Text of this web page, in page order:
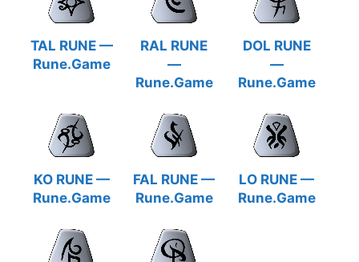
TAL RUNE —
Rune.Game
RAL RUNE
—
Rune.Game
DOL RUNE
—
Rune.Game
KO RUNE —
Rune.Game
FAL RUNE —
Rune.Game
LO RUNE —
Rune.Game